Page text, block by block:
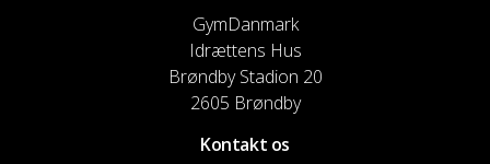
GymDanmark
Idrættens Hus
Brøndby Stadion 20
2605 Brøndby
Kontakt os